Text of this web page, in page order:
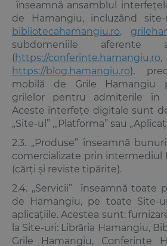
înseamnă ansamblul
de Hamangiu, incluzând site-
bibliotecahamangiu.ro,
subdomeniile aferente
(https://conferinte.hamangiu.ro,
https://blog.hamangiu.ro),
mobilă de Grile Hamangiu
grilelor pentru admiterile în
Aceste interfețe digitale sunt
„Site-ul” ,„Platforma” sau
2.3. „Produse” înseamnă
comercializate prin intermediul
(cărți și reviste tipărite).
2.4. „Servicii” înseamnă toate
de Hamangiu, pe toate Site-
aplicațiile. Acestea sunt:
la Site-uri: Librăria Hamangiu,
Grile Hamangiu, Conferințe